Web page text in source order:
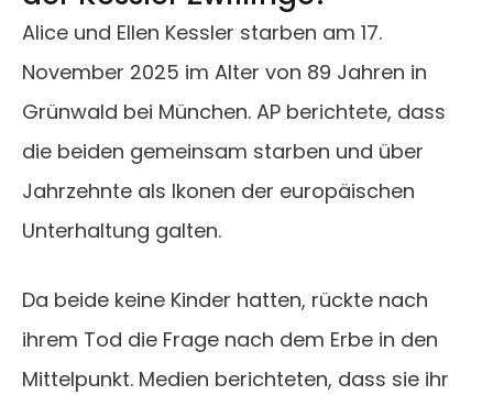
Alice und Ellen Kessler starben am 17.
November 2025 im Alter von 89 Jahren in
Grünwald bei München. AP berichtete, dass
die beiden gemeinsam starben und über
Jahrzehnte als Ikonen der europäischen
Unterhaltung galten.
Da beide keine Kinder hatten, rückte nach
ihrem Tod die Frage nach dem Erbe in den
Mittelpunkt. Medien berichteten, dass sie ihr